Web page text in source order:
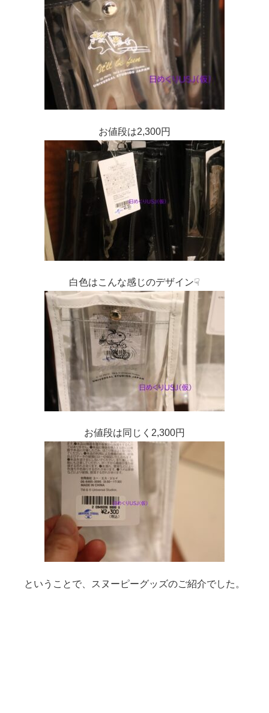
お値段は2,300円
白色はこんな感じのデザイン☟
お値段は同じく2,300円
ということで、スヌーピーグッズのご紹介でした。